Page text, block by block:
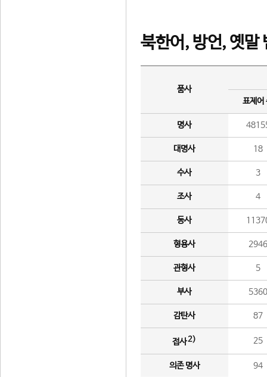
북한어, 방언, 옛말
품사
표제어
명사
대명사 18
수사 3
조사 4
동사
형용사 2946
관형사 5
부사 5360
감탄사 87
접사2) 25
의존 명사 94